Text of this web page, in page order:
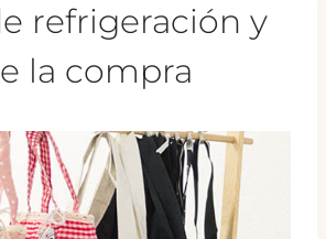
refrigeración y
la compra